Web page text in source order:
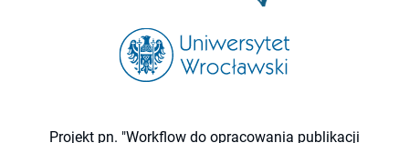
Projekt pn. "Workflow do opracowania publikacji